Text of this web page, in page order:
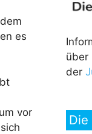
es
vor
über
der